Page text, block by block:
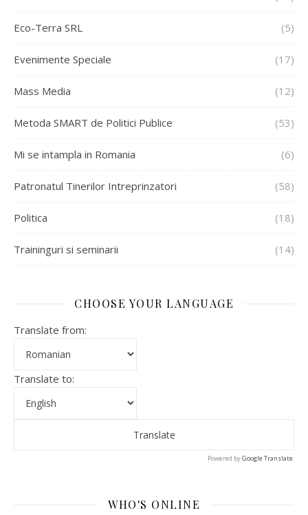
Eco-Terra SRL (5)
Evenimente Speciale (17)
Mass Media (12)
Metoda SMART de Politici Publice (53)
Mi se intampla in Romania (6)
Patronatul Tinerilor Intreprinzatori (58)
Politica (18)
Traininguri si seminarii (14)
CHOOSE YOUR LANGUAGE
Translate from:
Translate to:
Powered byGoogle Translate.
WHO'S ONLINE